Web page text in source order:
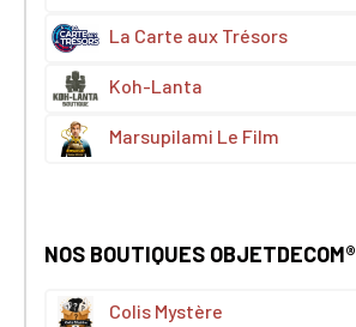
La Carte aux Trésors
Koh-Lanta
Marsupilami Le Film
NOS BOUTIQUES OBJETDECOM®
Colis Mystère